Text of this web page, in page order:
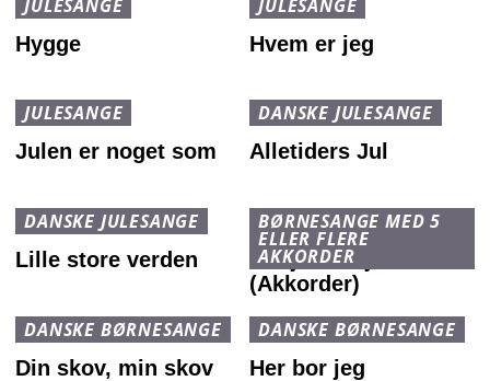
JULESANGE
Hygge
JULESANGE
Hvem er jeg
JULESANGE
Julen er noget som
DANSKE JULESANGE
Alletiders Jul
DANSKE JULESANGE
Lille store verden
BØRNESANGE MED 5
ELLER FLERE
AKKORDER
Hodja fra Pjort
(Akkorder)
DANSKE BØRNESANGE
Din skov, min skov
DANSKE BØRNESANGE
Her bor jeg